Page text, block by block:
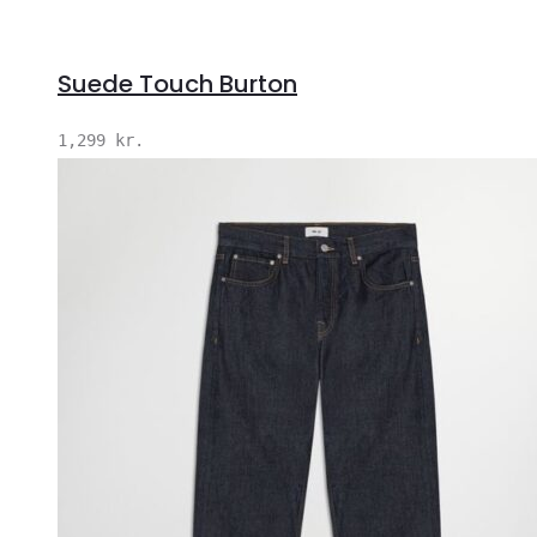
Suede Touch Burton
1,299 kr.